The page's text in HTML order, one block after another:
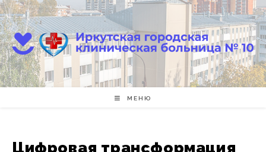
Перейти
к
содержимому
МЕНЮ
Цифровая трансформация